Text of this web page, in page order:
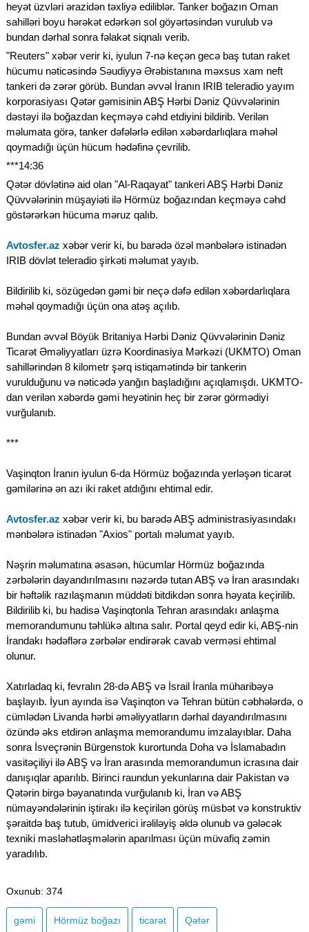
heyət üzvləri ərazidən təxliyə ediliblər. Tanker boğazın Oman
sahilləri boyu hərəkət edərkən sol göyərtəsindən vurulub və
bundan dərhal sonra fəlakət siqnalı verib.
"Reuters" xəbər verir ki, iyulun 7-nə keçən gecə baş tutan raket
hücumu nəticəsində Səudiyyə Ərəbistanına məxsus xam neft
tankeri də zərər görüb. Bundan əvvəl İranın IRIB teleradio yayım
korporasiyası Qətər gəmisinin ABŞ Hərbi Dəniz Qüvvələrinin
dəstəyi ilə boğazdan keçməyə cəhd etdiyini bildirib. Verilən
məlumata görə, tanker dəfələrlə edilən xəbərdarlıqlara məhəl
qoymadığı üçün hücum hədəfinə çevrilib.
***14:36
Qətər dövlətinə aid olan "Al-Raqayat" tankeri ABŞ Hərbi Dəniz
Qüvvələrinin müşayiəti ilə Hörmüz boğazından keçməyə cəhd
göstərərkən hücuma məruz qalıb.
Avtosfer.az xəbər verir ki, bu barədə özəl mənbələrə istinadən
IRIB dövlət teleradio şirkəti məlumat yayıb.
Bildirilib ki, sözügedən gəmi bir neçə dəfə edilən xəbərdarlıqlara
məhəl qoymadığı üçün ona atəş açılıb.
Bundan əvvəl Böyük Britaniya Hərbi Dəniz Qüvvələrinin Dəniz
Ticarət Əməliyyatları üzrə Koordinasiya Mərkəzi (UKMTO) Oman
sahillərindən 8 kilometr şərq istiqamətində bir tankerin
vurulduğunu və nəticədə yanğın başladığını açıqlamışdı. UKMTO-
dan verilən xəbərdə gəmi heyətinin heç bir zərər görmədiyi
vurğulanıb.
***
Vaşinqton İranın iyulun 6-da Hörmüz boğazında yerləşən ticarət
gəmilərinə ən azı iki raket atdığını ehtimal edir.
Avtosfer.az xəbər verir ki, bu barədə ABŞ administrasiyasındakı
mənbələrə istinadən "Axios" portalı məlumat yayıb.
Nəşrin məlumatına əsasən, hücumlar Hörmüz boğazında
zərbələrin dayandırılmasını nəzərdə tutan ABŞ və İran arasındakı
bir həftəlik razılaşmanın müddəti bitdikdən sonra həyata keçirilib.
Bildirilib ki, bu hadisə Vaşinqtonla Tehran arasındakı anlaşma
memorandumunu təhlükə altına salır. Portal qeyd edir ki, ABŞ-nin
İrandakı hədəflərə zərbələr endirərək cavab verməsi ehtimal
olunur.
Xatırladaq ki, fevralın 28-də ABŞ və İsrail İranla müharibəyə
başlayıb. İyun ayında isə Vaşinqton və Tehran bütün cəbhələrdə, o
cümlədən Livanda hərbi əməliyyatların dərhal dayandırılmasını
özündə əks etdirən anlaşma memorandumu imzalayıblar. Daha
sonra İsveçrənin Bürgenstok kurortunda Doha və İslamabadın
vasitəçiliyi ilə ABŞ və İran arasında memorandumun icrasına dair
danışıqlar aparılıb. Birinci raundun yekunlarına dair Pakistan və
Qətərin birgə bəyanatında vurğulanıb ki, İran və ABŞ
nümayəndələrinin iştirakı ilə keçirilən görüş müsbət və konstruktiv
şəraitdə baş tutub, ümidverici irəliləyiş əldə olunub və gələcək
texniki məsləhətləşmələrin aparılması üçün müvafiq zəmin
yaradılıb.
Oxunub: 374
gəmi Hörmüz boğazı ticarət Qətər